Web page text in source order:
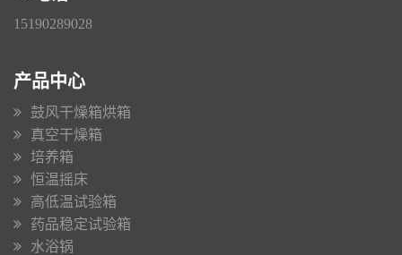
15190289028
产品中心
鼓风干燥箱烘箱
真空干燥箱
培养箱
恒温摇床
高低温试验箱
药品稳定试验箱
水浴锅